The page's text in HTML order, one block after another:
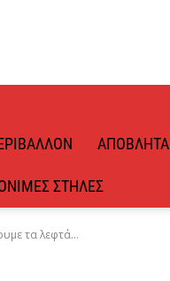
ΑΠΌΒΛΗΤΑ
ΣΤΉΛΕΣ
τα λεφτά...